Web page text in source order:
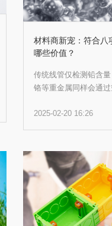
材料商新宠：符合八
哪些价值？
传统线管仅检测铅含
铬等重金属同样会通
对铅、镉、汞、铬等
纷，为施工方筑起法
2025-02-20 16:26